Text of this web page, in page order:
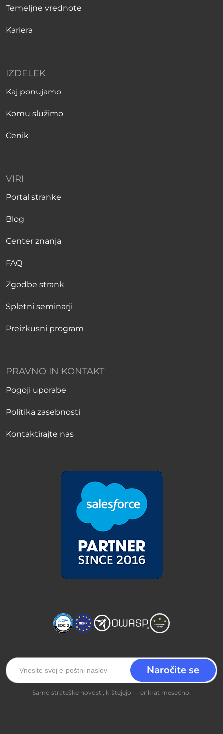
Temeljne vrednote
Kariera
IZDELEK
Kaj ponujamo
Komu služimo
Cenik
VIRI
Portal stranke
Blog
Center znanja
FAQ
Zgodbe strank
Spletni seminarji
Preizkusni program
PRAVNO IN KONTAKT
Pogoji uporabe
Politika zasebnosti
Kontaktirajte nas
Samo strateške novosti, ki štejejo — enkrat mesečno.